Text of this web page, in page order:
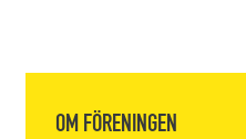
OM FÖRENINGEN